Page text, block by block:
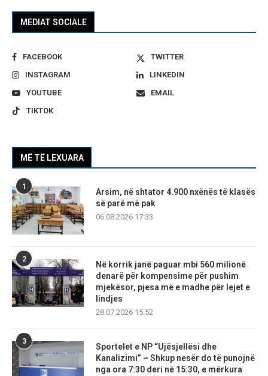
MEDIAT SOCIALE
FACEBOOK
TWITTER
INSTAGRAM
LINKEDIN
YOUTUBE
EMAIL
TIKTOK
MË TË LEXUARA
1
Arsim, në shtator 4.900 nxënës të klasës
së parë më pak
06.08.2026 17:33
2
Në korrik janë paguar mbi 560 milionë
denarë për kompensime për pushim
mjekësor, pjesa më e madhe për lejet e
lindjes
28.07.2026 15:52
3
Sportelet e NP “Ujësjellësi dhe
Kanalizimi” – Shkup nesër do të punojnë
nga ora 7:30 deri në 15:30, e mërkura